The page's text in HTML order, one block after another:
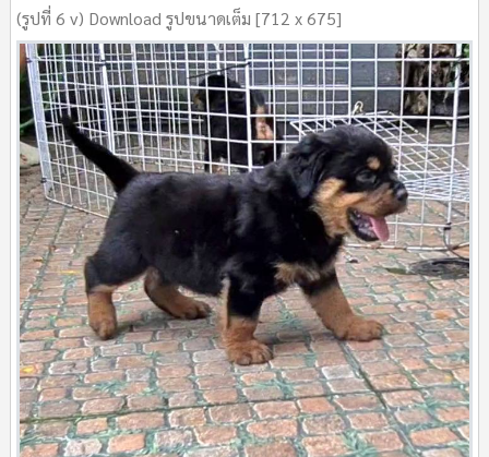
(รูปที่ 6 v) Download รูปขนาดเต็ม [712 x 675]